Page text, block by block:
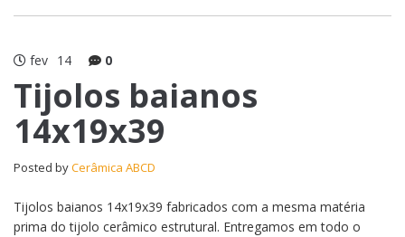
fev 14 0
Tijolos baianos
14x19x39
Posted byCerâmica ABCD
Tijolos baianos 14x19x39 fabricados com a mesma matéria
prima do tijolo cerâmico estrutural. Entregamos em todo o